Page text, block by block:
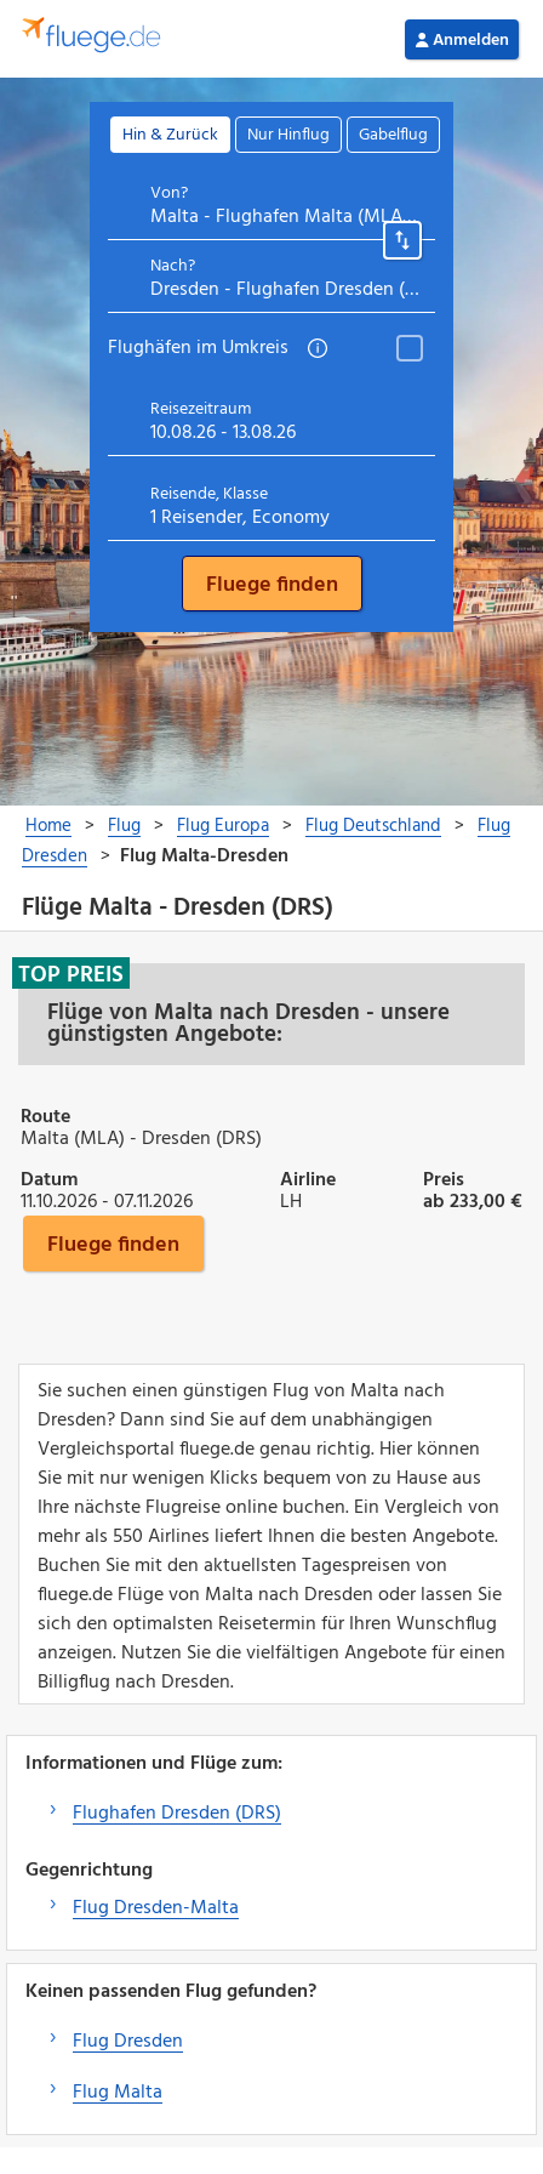
Flüge Malta - Dresden (DRS)
Flüge von Malta nach Dresden - unsere
günstigsten Angebote:
TOP PREIS
Route
Malta (MLA) - Dresden (DRS)
Datum
11.10.2026 - 07.11.2026
Airline
LH
Preis
ab 233,00 €
Fluege finden
Sie suchen einen günstigen Flug von Malta nach
Dresden? Dann sind Sie auf dem unabhängigen
Vergleichsportal fluege.de genau richtig. Hier können
Sie mit nur wenigen Klicks bequem von zu Hause aus
Ihre nächste Flugreise online buchen. Ein Vergleich von
mehr als 550 Airlines liefert Ihnen die besten Angebote.
Buchen Sie mit den aktuellsten Tagespreisen von
fluege.de Flüge von Malta nach Dresden oder lassen Sie
sich den optimalsten Reisetermin für Ihren Wunschflug
anzeigen. Nutzen Sie die vielfältigen Angebote für einen
Billigflug nach Dresden.
Informationen und Flüge zum:
Flughafen Dresden (DRS)
Gegenrichtung
Flug Dresden-Malta
Keinen passenden Flug gefunden?
Flug Dresden
Flug Malta